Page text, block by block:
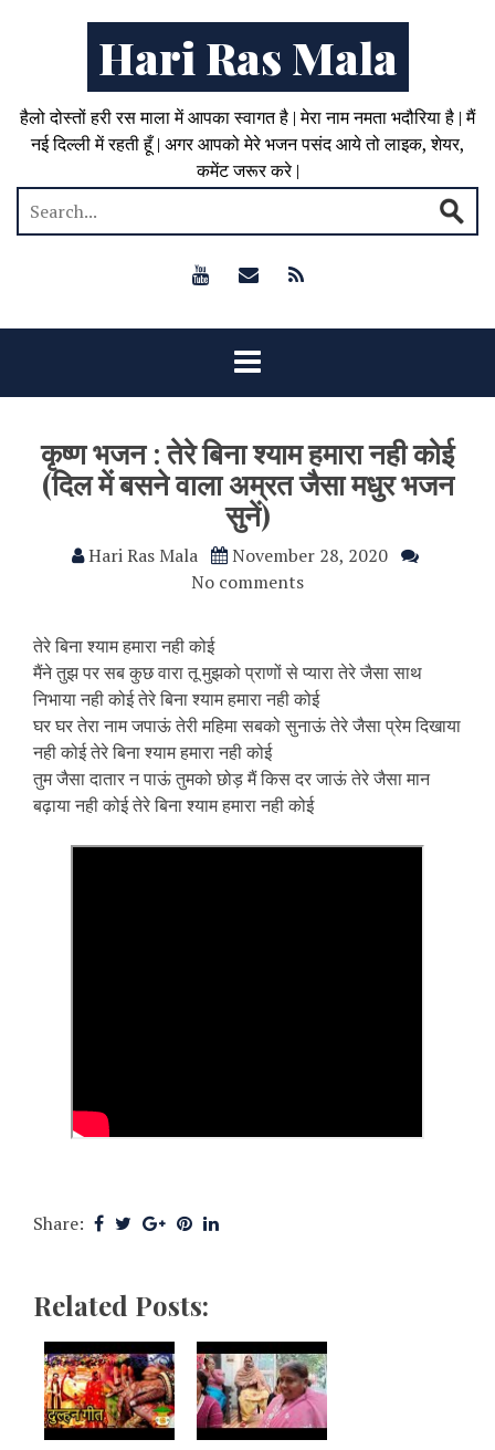
Hari Ras Mala
हैलो दोस्तों हरी रस माला में आपका स्वागत है | मेरा नाम नमता भदौरिया है | मैं
नई दिल्ली में रहती हूँ | अगर आपको मेरे भजन पसंद आये तो लाइक, शेयर,
कमेंट जरूर करे |
कृष्ण भजन : तेरे बिना श्याम हमारा नही कोई
(दिल में बसने वाला अम्रत जैसा मधुर भजन
सुनें)
Hari Ras Mala
November 28, 2020
No comments
तेरे बिना श्याम हमारा नही कोई
मैंने तुझ पर सब कुछ वारा तू मुझको प्राणों से प्यारा तेरे जैसा साथ
निभाया नही कोई तेरे बिना श्याम हमारा नही कोई
घर घर तेरा नाम जपाऊं तेरी महिमा सबको सुनाऊं तेरे जैसा प्रेम दिखाया
नही कोई तेरे बिना श्याम हमारा नही कोई
तुम जैसा दातार न पाऊं तुमको छोड़ मैं किस दर जाऊं तेरे जैसा मान
बढ़ाया नही कोई तेरे बिना श्याम हमारा नही कोई
Share:
Related Posts: